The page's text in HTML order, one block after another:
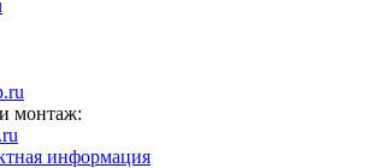
монтаж:
информация